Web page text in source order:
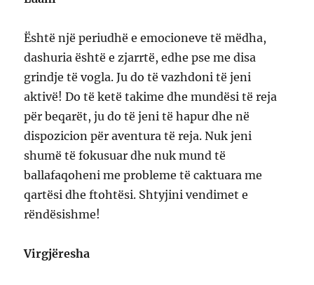
Është një periudhë e emocioneve të mëdha,
dashuria është e zjarrtë, edhe pse me disa
grindje të vogla. Ju do të vazhdoni të jeni
aktivë! Do të ketë takime dhe mundësi të reja
për beqarët, ju do të jeni të hapur dhe në
dispozicion për aventura të reja. Nuk jeni
shumë të fokusuar dhe nuk mund të
ballafaqoheni me probleme të caktuara me
qartësi dhe ftohtësi. Shtyjini vendimet e
rëndësishme!
Virgjëresha